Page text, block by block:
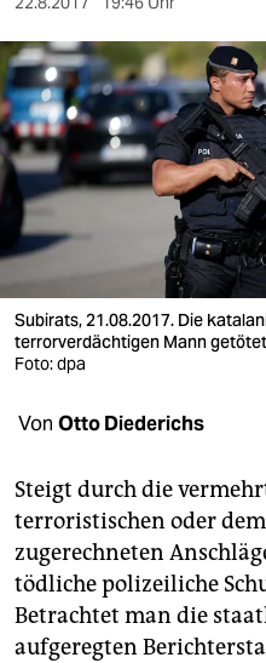
sport
berlin
nord
wahrheit
verlag
verlag
veranstaltungen
unterstützen
abo
genossenschaft
epaper login
Subirats, 21.08.2017. Die
terrorverdächtigen Mann getötet
Foto: dpa
Von Otto Diederichs
Steigt durch die
terroristischen oder
zugerechneten
tödliche polizeiliche
Betrachtet man die
aufgeregten